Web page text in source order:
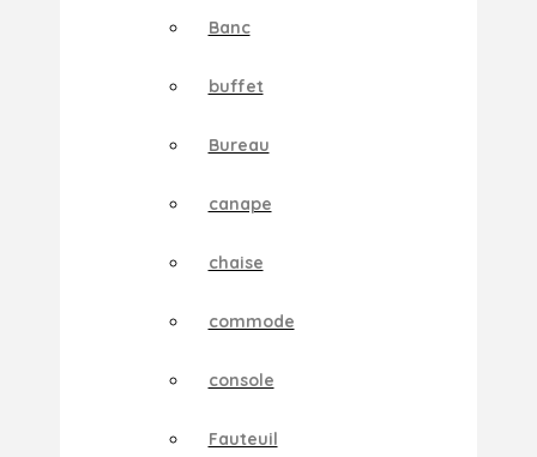
Banc
buffet
Bureau
canape
chaise
commode
console
Fauteuil